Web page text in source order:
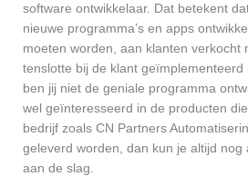
software ontwikkelaar. Dat betekent
nieuwe programma’s en apps
moeten worden, aan klanten verkocht
tenslotte bij de klant
ben jij niet de geniale programma
wel geïnteresseerd in de producten
bedrijf zoals CN Partners
geleverd worden, dan kun je altijd nog
aan de slag.